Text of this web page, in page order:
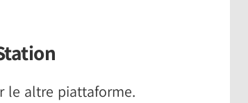
le altre piattaforme.